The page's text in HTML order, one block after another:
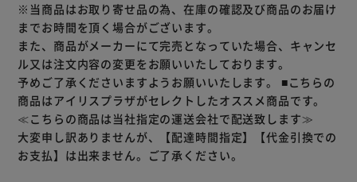
※当商品はお取り寄せ品の為、在庫の確認及び商品のお届け
までお時間を頂く場合がございます。
また、商品がメーカーにて完売となっていた場合、キャンセ
ル又は注文内容の変更をお願いいたしております。
予めご了承くださいますようお願いいたします。 ■こちらの
商品はアイリスプラザがセレクトしたオススメ商品です。
≪こちらの商品は当社指定の運送会社で配送致します≫
大変申し訳ありませんが、【配達時間指定】【代金引換での
お支払】は出来ません。ご了承ください。